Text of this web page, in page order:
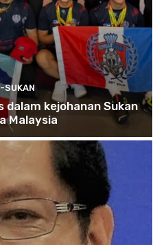
SUKAN
dalam kejohanan Sukan
Malaysia